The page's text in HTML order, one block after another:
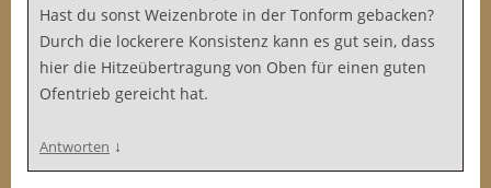
Hast du sonst Weizenbrote in der Tonform gebacken?
Durch die lockerere Konsistenz kann es gut sein, dass
hier die Hitzeübertragung von Oben für einen guten
Ofentrieb gereicht hat.
Antworten ↓